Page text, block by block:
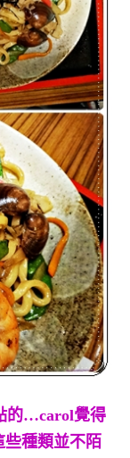
的…carol覺得
些種類並不陌